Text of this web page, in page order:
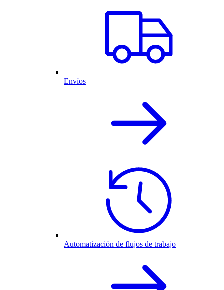
Envíos
Automatización de flujos de trabajo